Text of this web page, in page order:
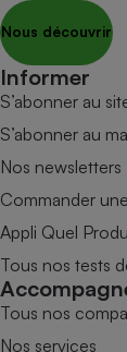
Nous découvrir
Informer
S’abonner au
S’abonner au
Nos newsletters
Commander
Appli Quel
Tous nos tests
Tous nos
Nos services